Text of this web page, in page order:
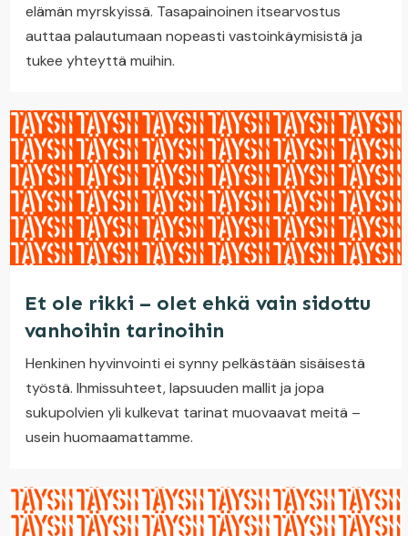
elämän myrskyissä. Tasapainoinen itsearvostus
auttaa palautumaan nopeasti vastoinkäymisistä ja
tukee yhteyttä muihin.
Et ole rikki – olet ehkä vain sidottu
vanhoihin tarinoihin
Henkinen hyvinvointi ei synny pelkästään sisäisestä
työstä. Ihmissuhteet, lapsuuden mallit ja jopa
sukupolvien yli kulkevat tarinat muovaavat meitä –
usein huomaamattamme.